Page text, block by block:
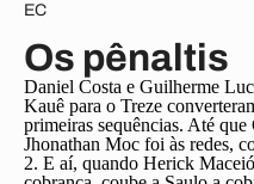
EC
Os pênaltis
Daniel Costa e Guilherme
Kauê para o Treze
primeiras sequências. Até
Jhonathan Moc foi às redes,
2. E aí, quando Herick